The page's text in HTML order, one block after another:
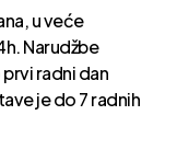
u veće
Narudžbe
radni dan
je do 7 radnih